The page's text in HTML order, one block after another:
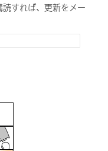
すれば、更新をメー